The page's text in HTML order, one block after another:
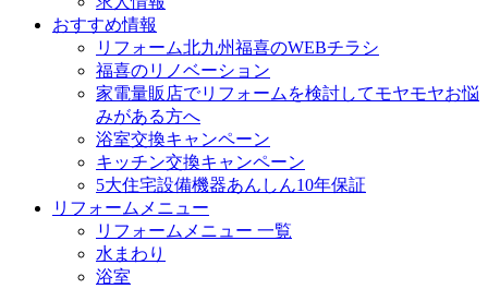
おすすめ情報
リフォーム北九州福喜のWEBチラシ
福喜のリノベーション
家電量販店でリフォームを検討してモヤモヤお悩
みがある方へ
浴室交換キャンペーン
キッチン交換キャンペーン
5大住宅設備機器あんしん10年保証
リフォームメニュー
リフォームメニュー 一覧
水まわり
浴室